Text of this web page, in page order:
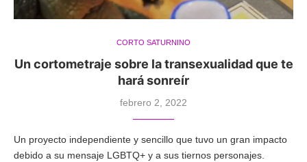
CORTO SATURNINO
Un cortometraje sobre la transexualidad que te
hará sonreír
febrero 2, 2022
Un proyecto independiente y sencillo que tuvo un gran impacto
debido a su mensaje LGBTQ+ y a sus tiernos personajes.